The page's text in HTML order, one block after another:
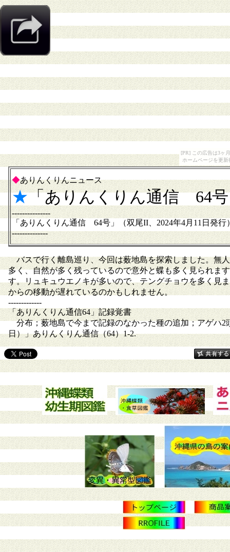
[PR] この広告は3ヶ
ホームページを更
◆ありんくりんニュース
★「ありんくりん通信 64
---------------
「ありんくりん通信 64号」（双尾II、2024年4月11日発行
--------------
バスで行く離島巡り、今回は薮地島を探索しました。無
多く、自然が多く残っているので意外と蝶も多く見られま
す。リュキュウエノキが多いので、テングチョウを多く見
からの移動が遅れているのかもしれません。
-------------
「ありんくりん通信64」記録覚書
分布；薮地島で今まで記録のなかった種の追加；アゲハ
日）」ありんくりん通信（64）1-2.